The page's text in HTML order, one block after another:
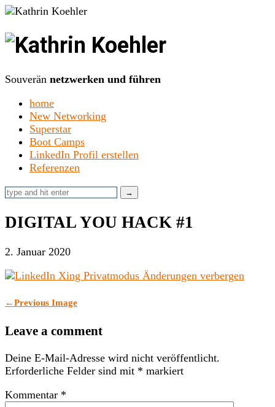
Kathrin
Koehler
Souverän netzwerken und führen
home
New Networking
Superstar
Boot Camps
LinkedIn Profil erstellen
Referenzen
DIGITAL YOU HACK #1
2. Januar 2020
←Previous Image
Leave a comment
Deine E-Mail-Adresse wird nicht veröffentlicht.
Erforderliche Felder sind mit * markiert
Kommentar *